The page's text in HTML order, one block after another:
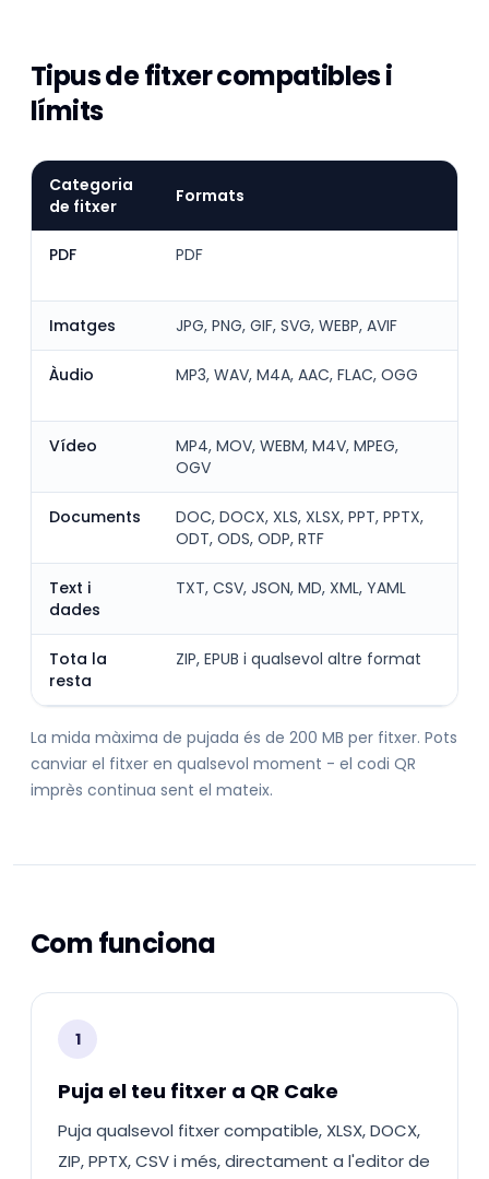
Tipus de fitxer compatibles i
límits
Categoria
de fitxer
Formats
PDF PDF
Imatges JPG, PNG, GIF, SVG, WEBP, AVIF
Àudio MP3, WAV, M4A, AAC, FLAC, OGG
Vídeo
MP4, MOV, WEBM, M4V, MPEG,
OGV
Documents
DOC, DOCX, XLS, XLSX, PPT, PPTX,
ODT, ODS, ODP, RTF
Text i
dades
TXT, CSV, JSON, MD, XML, YAML
Tota la
resta
ZIP, EPUB i qualsevol altre format
La mida màxima de pujada és de 200 MB per fitxer. Pots
canviar el fitxer en qualsevol moment - el codi QR
imprès continua sent el mateix.
Com funciona
1
Puja el teu fitxer a QR Cake
Puja qualsevol fitxer compatible, XLSX, DOCX,
ZIP, PPTX, CSV i més, directament a l'editor de